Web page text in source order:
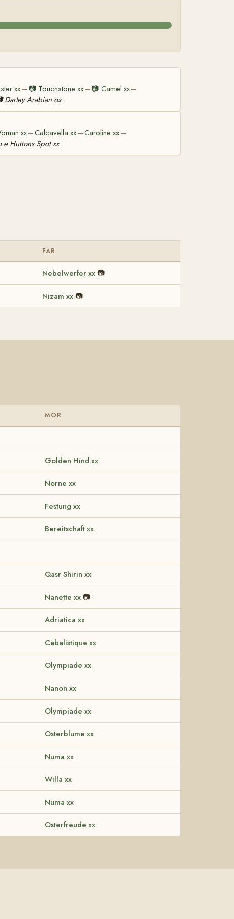
xx— 📷 Touchstone xx—📷 Camel xx—
Darley Arabian ox
xx—Calcavella xx—Caroline xx—
e Huttons Spot xx
FAR
Nebelwerfer xx 📷
Nizam xx 📷
MOR
Golden Hind xx
Norne xx
Festung xx
Bereitschaft xx
Qasr Shirin xx
Nanette xx 📷
Adriatica xx
Cabalistique xx
Olympiade xx
Nanon xx
Olympiade xx
Osterblume xx
Numa xx
Willa xx
Numa xx
Osterfreude xx